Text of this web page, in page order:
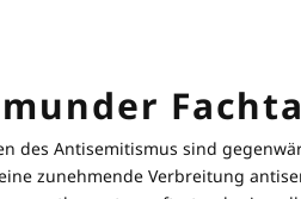
des Antisemitismus sind
zunehmende Verbreitung